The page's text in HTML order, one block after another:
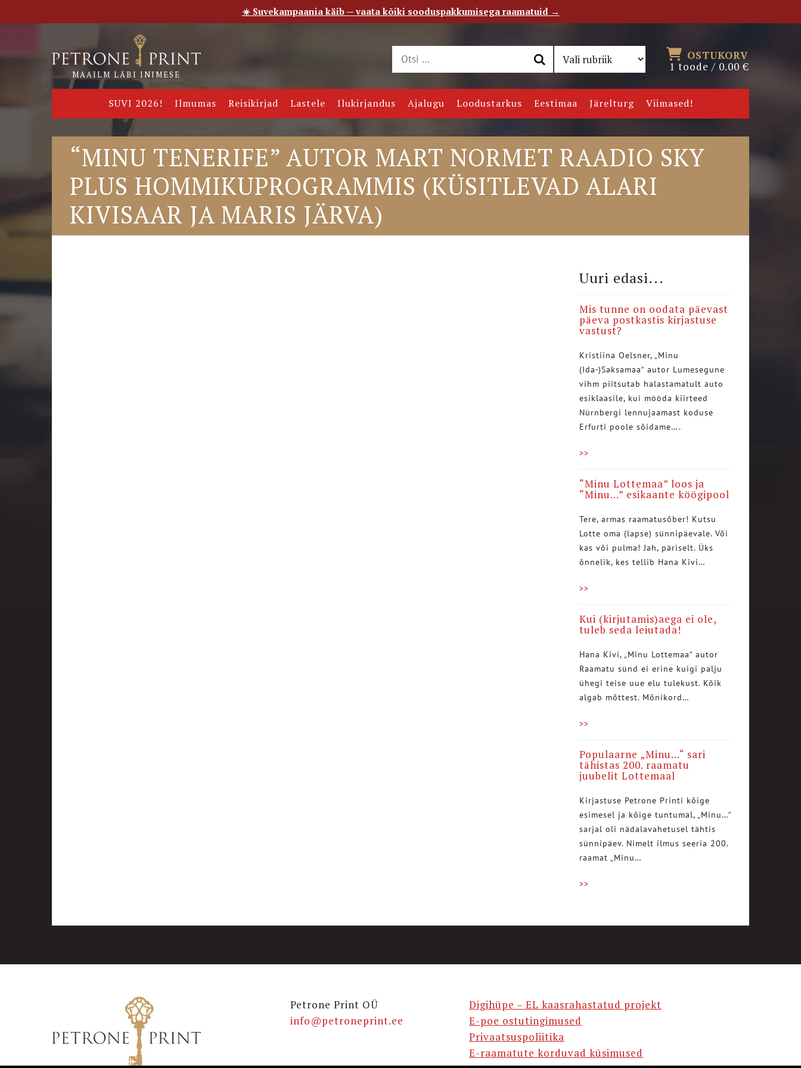
Meie saade Kontakt
MAAILM LÄBI INIMESE
OSTUKORV
1 toode / 0.00€
SUVI 2026! Ilmumas Reisikirjad Lastele Ilukirjandus Ajalugu Loodustarkus Eestimaa Järelturg Viimased!
“MINU TENERIFE” AUTOR MART NORMET RAADIO SKY
PLUS HOMMIKUPROGRAMMIS (KÜSITLEVAD ALARI
KIVISAAR JA MARIS JÄRVA)
Uuri edasi...
Mis tunne on oodata päevast
päeva postkastis kirjastuse
vastust?
Kristiina Oelsner, „Minu
(Ida-)Saksamaa“ autor Lumesegune
vihm piitsutab halastamatult auto
esiklaasile, kui mööda kiirteed
Nürnbergi lennujaamast koduse
Erfurti poole sõidame….
>>
“Minu Lottemaa” loos ja
“Minu…” esikaante köögipool
Tere, armas raamatusõber! Kutsu
Lotte oma (lapse) sünnipäevale. Või
kas või pulma! Jah, päriselt. Üks
õnnelik, kes tellib Hana Kivi…
>>
Kui (kirjutamis)aega ei ole,
tuleb seda leiutada!
Hana Kivi, „Minu Lottemaa“ autor
Raamatu sünd ei erine kuigi palju
ühegi teise uue elu tulekust. Kõik
algab mõttest. Mõnikord…
>>
Populaarne „Minu…“ sari
tähistas 200. raamatu
juubelit Lottemaal
Kirjastuse Petrone Printi kõige
esimesel ja kõige tuntumal, „Minu…“
sarjal oli nädalavahetusel tähtis
sünnipäev. Nimelt ilmus seeria 200.
raamat „Minu…
>>
Petrone Print OÜ
info@petroneprint.ee
Digihüpe – EL kaasrahastatud projekt
E-poe ostutingimused
Privaatsuspoliitika
E-raamatute korduvad küsimused
☀️ Suvekampaania käib — vaata kõiki sooduspakkumisega raamatuid →